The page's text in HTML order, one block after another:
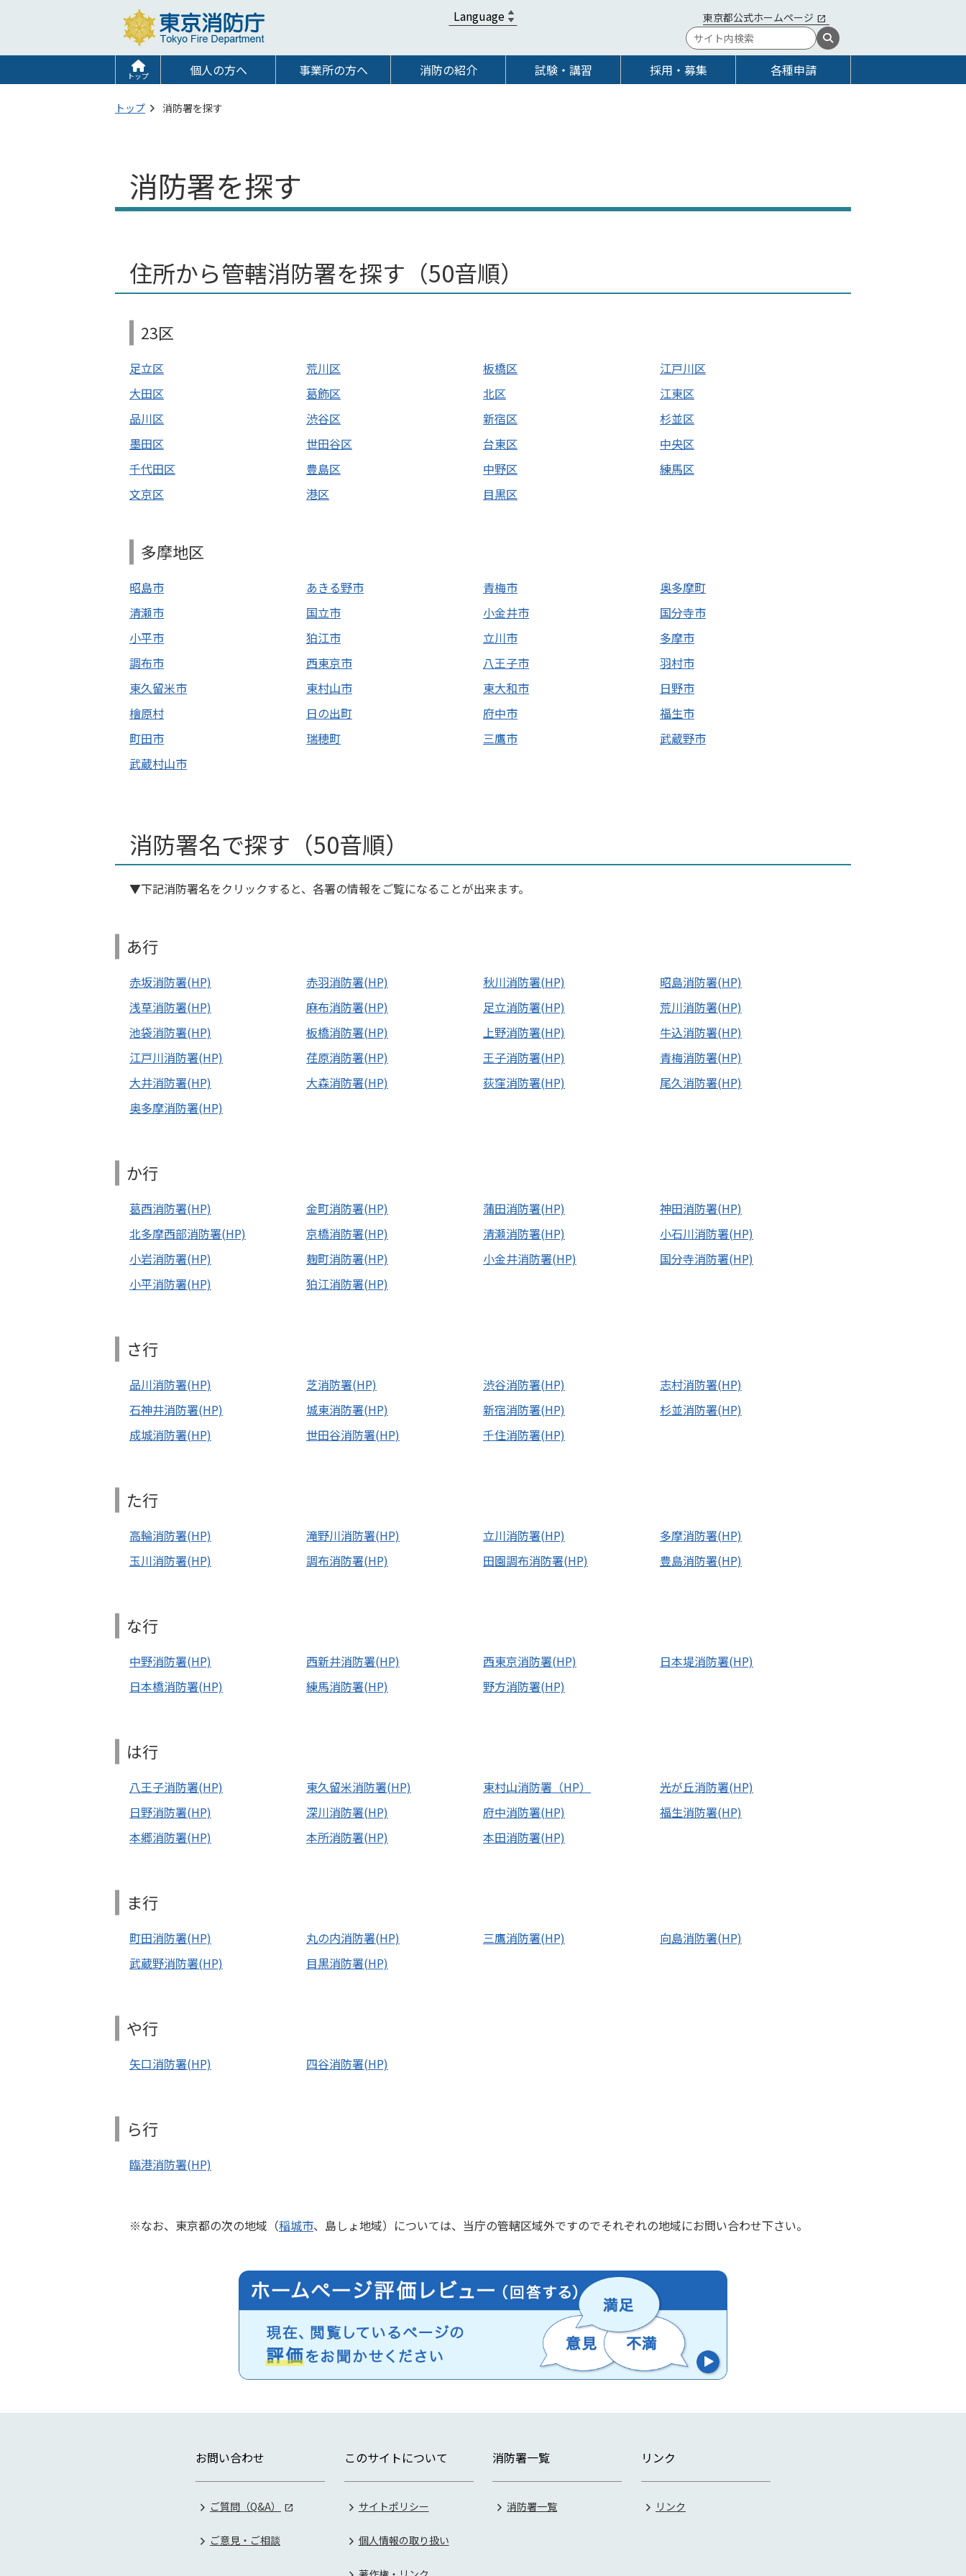
東京都公式ホームページ
トップ 個人の方へ 事業所の方へ 消防の紹介 試験・講習 採用・募集 各種申請
トップ 消防署を探す
消防署を探す
住所から管轄消防署を探す（50音順）
23区
足立区 荒川区 板橋区
江戸川区
大田区
葛飾区 北区
江東区
品川区
渋谷区 新宿区
杉並区
墨田区
世田谷区 台東区
中央区
千代田区
豊島区 中野区
練馬区
文京区
港区 目黒区
多摩地区
昭島市 あきる野市 青梅市
奥多摩町
清瀬市
国立市 小金井市
国分寺市
小平市
狛江市 立川市
多摩市
調布市
西東京市 八王子市
羽村市
東久留米市
東村山市 東大和市
日野市
檜原村
日の出町 府中市
福生市
町田市
瑞穂町 三鷹市
武蔵野市
武蔵村山市
消防署名で探す（50音順）
▼下記消防署名をクリックすると、各署の情報をご覧になることが出来ます。
あ行
赤坂消防署(HP) 赤羽消防署(HP) 秋川消防署(HP)
昭島消防署(HP)
浅草消防署(HP)
麻布消防署(HP) 足立消防署(HP)
荒川消防署(HP)
池袋消防署(HP)
板橋消防署(HP) 上野消防署(HP)
牛込消防署(HP)
江戸川消防署(HP)
荏原消防署(HP) 王子消防署(HP)
青梅消防署(HP)
大井消防署(HP)
大森消防署(HP) 荻窪消防署(HP)
尾久消防署(HP)
奥多摩消防署(HP)
か行
葛西消防署(HP) 金町消防署(HP) 蒲田消防署(HP)
神田消防署(HP)
北多摩西部消防署(HP)
京橋消防署(HP) 清瀬消防署(HP)
小石川消防署(HP)
小岩消防署(HP)
麹町消防署(HP) 小金井消防署(HP)
国分寺消防署(HP)
小平消防署(HP)
狛江消防署(HP)
さ行
品川消防署(HP) 芝消防署(HP) 渋谷消防署(HP)
志村消防署(HP)
石神井消防署(HP)
城東消防署(HP) 新宿消防署(HP)
杉並消防署(HP)
成城消防署(HP)
世田谷消防署(HP) 千住消防署(HP)
た行
高輪消防署(HP) 滝野川消防署(HP) 立川消防署(HP)
多摩消防署(HP)
玉川消防署(HP)
調布消防署(HP) 田園調布消防署(HP) 豊島消防署(HP)
な行
中野消防署(HP) 西新井消防署(HP) 西東京消防署(HP)
日本堤消防署(HP)
日本橋消防署(HP)
練馬消防署(HP) 野方消防署(HP)
は行
八王子消防署(HP) 東久留米消防署(HP) 東村山消防署（HP）
光が丘消防署(HP)
日野消防署(HP)
深川消防署(HP) 府中消防署(HP)
福生消防署(HP)
本郷消防署(HP)
本所消防署(HP) 本田消防署(HP)
ま行
町田消防署(HP) 丸の内消防署(HP) 三鷹消防署(HP)
向島消防署(HP)
武蔵野消防署(HP)
目黒消防署(HP)
や行
矢口消防署(HP) 四谷消防署(HP)
ら行
臨港消防署(HP)
なお、東京都の次の地域（稲城市、島しょ地域）については、当庁の管轄区域外ですのでそれぞれの地域にお問い合わせ下さい。
お問い合わせ
ご質問（Q&A）
ご意見・ご相談
このサイトについて
サイトポリシー
個人情報の取り扱い
消防署一覧
消防署一覧
リンク
リンク